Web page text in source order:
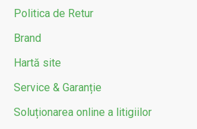
Politica de Retur
Brand
Hartă site
Service & Garanție
Soluționarea online a litigiilor